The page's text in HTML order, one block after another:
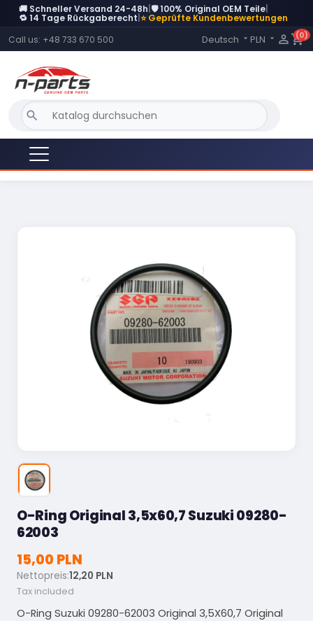
🚚 Schneller Versand 24-48h 🛡️ 100% Original OEM Teile
🔁 14 Tage Rückgaberecht ⭐ Geprüfte Kundenbewertungen
Call us: +48 733 670 500 Language:
Deutsch  PLN   shopping_cart
(0)
search
DERZEIT NICHT AUF LAGER
O-Ring Original 3,5x60,7 Suzuki 09280-
62003
15,00 PLN
Nettopreis:12,20 PLN
Tax included
O-Ring Suzuki 09280-62003 Original 3,5X60,7 Original